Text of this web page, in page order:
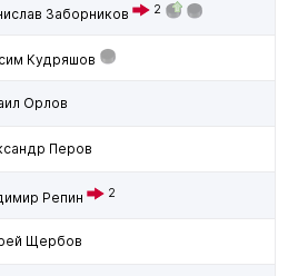
Заборников 2
Кудряшов
Орлов
Перов
Репин 2
Щербов